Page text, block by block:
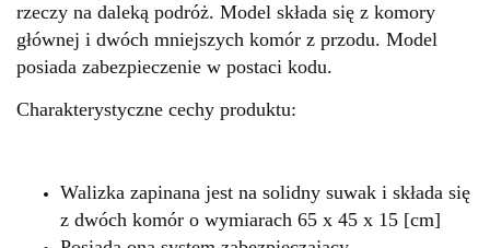
rzeczy na daleką podróż. Model składa się z komory
głównej i dwóch mniejszych komór z przodu. Model
posiada zabezpieczenie w postaci kodu.
Charakterystyczne cechy produktu:
Walizka zapinana jest na solidny suwak i składa się
z dwóch komór o wymiarach 65 x 45 x 15 [cm]